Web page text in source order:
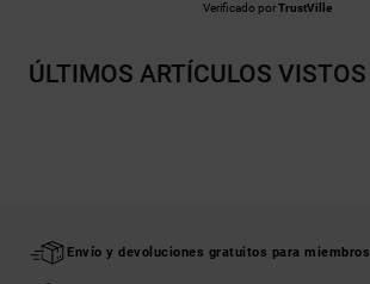
Verificado porTrustVille
ÚLTIMOS ARTÍCULOS VISTOS
Envío y devoluciones gratuitos para miembros